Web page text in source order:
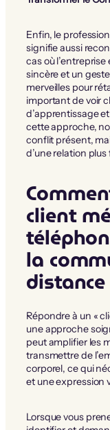
Enfin, le
signifie aussi
cas où
sincère et un
merveilles pour
important de voir
d’apprentissage
cette approche,
conflit présent,
d’une relation
client
la
distance
Répondre à un «
une approche
peut amplifier les
transmettre de
corporel, ce qui
et une expression
Lorsque vous